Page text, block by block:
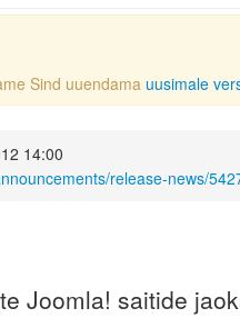
Sind uuendama uusimale
14:00
release-news/
Joomla! saitide